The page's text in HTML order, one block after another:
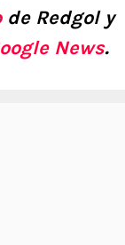
de Redgol y
News.